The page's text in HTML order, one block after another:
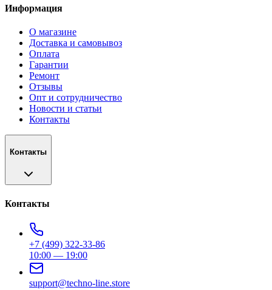
Информация
О магазине
Доставка и самовывоз
Оплата
Гарантии
Ремонт
Отзывы
Опт и сотрудничество
Новости и статьи
Контакты
Контакты
Контакты
+7 (499) 322-33-86
10:00 — 19:00
support@techno-line.store